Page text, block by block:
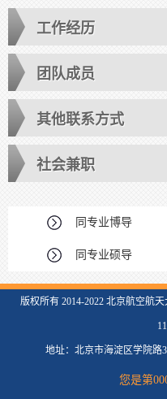
工作经历
团队成员
其他联系方式
社会兼职
同专业博导
同专业硕导
版权所有 2014-2022 北京航空航
地址：北京市海淀区学院路
您是第